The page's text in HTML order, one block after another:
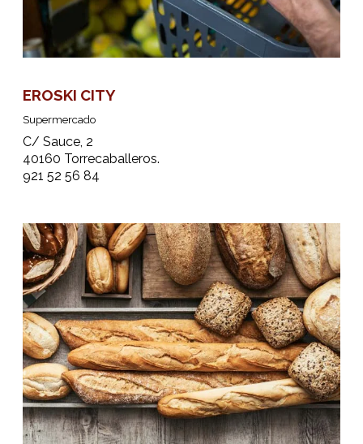
EROSKI CITY
Supermercado
C/ Sauce, 2
40160 Torrecaballeros.
921 52 56 84